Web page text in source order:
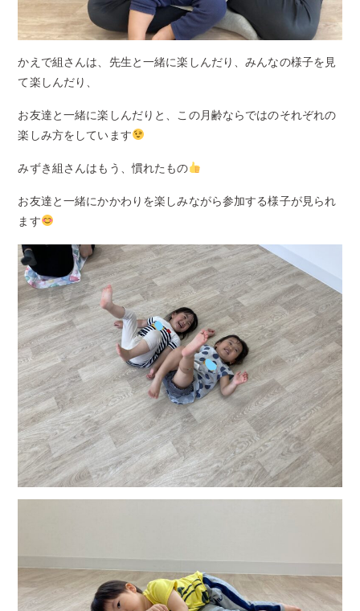
かえで組さんは、先生と一緒に楽しんだり、みんなの様子を見
て楽しんだり、
お友達と一緒に楽しんだりと、この月齢ならではのそれぞれの
楽しみ方をしています
みずき組さんはもう、慣れたもの
お友達と一緒にかかわりを楽しみながら参加する様子が見られ
ます